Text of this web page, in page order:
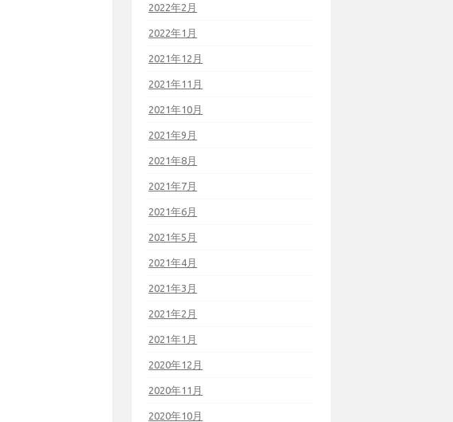
2022年2月
2022年1月
2021年12月
2021年11月
2021年10月
2021年9月
2021年8月
2021年7月
2021年6月
2021年5月
2021年4月
2021年3月
2021年2月
2021年1月
2020年12月
2020年11月
2020年10月